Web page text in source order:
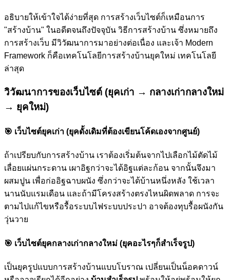
อธิบายให้เข้าใจได้ง่ายที่สุด การสร้างเว็บไซต์ก็เหมือนการ
"สร้างบ้าน" ในอดีตจนถึงปัจจุบัน วิธีการสร้างบ้าน ซึ่งหมายถึง
การสร้างเว็บ มีวิวัฒนาการมาอย่างต่อเนื่อง และเจ้า Modern
Framework ก็คือเทคโนโลยีการสร้างบ้านยุคใหม่ เทคโนโลยี
ล่าสุด
วิวัฒนาการของเว็บไซต์ (ยุคเก่า → กลางเก่ากลางใหม่
→ ยุคใหม่)
🎯 เว็บไซต์ยุคเก่า (ยุคดั้งเดิมที่ต้องเขียนโค้ดเองจากศูนย์)
ถ้าเปรียบกับการสร้างบ้าน เราต้องเริ่มต้นจากไปเลือกไม้ตัดไม้
เลื่อยแผ่นกระดาน เผาอิฐกว่าจะได้อิฐแต่ละก้อน จากนั้นจึงมา
ผสมปูน เพื่อก่ออิฐฉาบผนัง ซึ่งกว่าจะได้บ้านหนึ่งหลัง ใช้เวลา
นานนับแรมเดือน และถ้ามีโครงสร้างตรงไหนผิดพลาด การจะ
ตามไปแก้ไขหรือรื้อระบบไฟระบบประปา อาจต้องทุบรื้อผนังกัน
วุ่นวาย
🎯 เว็บไซต์ยุคกลางเก่ากลางใหม่ (ยุคอะไรๆก็สำเร็จรูป)
เป็นยุครูปแบบการสร้างบ้านแบบโบราณ เปลี่ยนเป็นน็อคดาวน์